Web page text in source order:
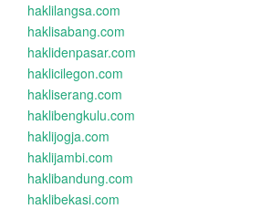
haklilangsa.com
haklisabang.com
haklidenpasar.com
haklicilegon.com
hakliserang.com
haklibengkulu.com
haklijogja.com
haklijambi.com
haklibandung.com
haklibekasi.com